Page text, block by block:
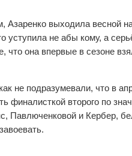
Азаренко выходила весной
уступила не абы кому, а
что она впервые в сезоне
не подразумевали, что в
финалисткой второго по
Павлюченковой и Кербер,